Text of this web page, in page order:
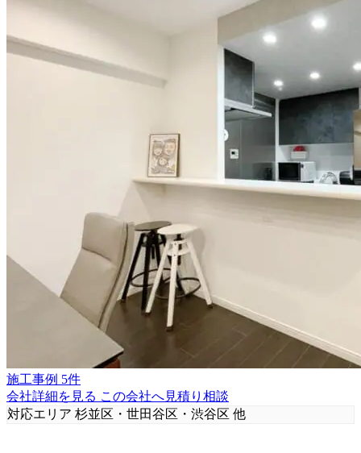
施工事例 5件
会社詳細を見る この会社へ見積り相談
対応エリア 杉並区・世田谷区・渋谷区 他